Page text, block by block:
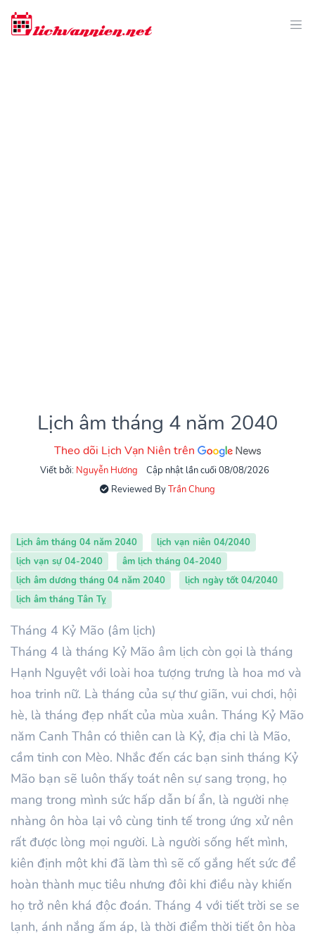
Lịch âm tháng 4 năm 2040
Theo dõi Lịch Vạn Niên trên
Viết bởi: Nguyễn Hương
Cập nhật lần cuối 08/08/2026
Reviewed ByTrần Chung
Lịch âm tháng 04 năm 2040
lịch vạn niên 04/2040
lịch vạn sự 04-2040
âm lịch tháng 04-2040
lịch âm dương tháng 04 năm 2040
lịch ngày tốt 04/2040
lịch âm tháng Tân Tỵ
Tháng 4 Kỷ Mão (âm lịch)
Tháng 4 là tháng Kỷ Mão âm lịch còn gọi là tháng
Hạnh Nguyệt với loài hoa tượng trưng là hoa mơ và
hoa trinh nữ. Là tháng của sự thư giãn, vui chơi, hội
hè, là tháng đẹp nhất của mùa xuân. Tháng Kỷ Mão
năm Canh Thân có thiên can là Kỷ, địa chi là Mão,
cầm tinh con Mèo. Nhắc đến các bạn sinh tháng Kỷ
Mão bạn sẽ luôn thấy toát nên sự sang trọng, họ
mang trong mình sức hấp dẫn bí ẩn, là người nhẹ
nhàng ôn hòa lại vô cùng tinh tế trong ứng xử nên
rất được lòng mọi người. Là người sống hết mình,
kiên định một khi đã làm thì sẽ cố gắng hết sức để
hoàn thành mục tiêu nhưng đôi khi điều này khiến
họ trở nên khá độc đoán. Tháng 4 với tiết trời se se
lạnh, ánh nắng ấm áp, là thời điểm thời tiết ôn hòa